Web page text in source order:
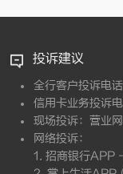
投诉建议
全行客户投诉电
信用卡业务投诉
现场投诉：营业网
网络投诉：
1. 招商银行APP